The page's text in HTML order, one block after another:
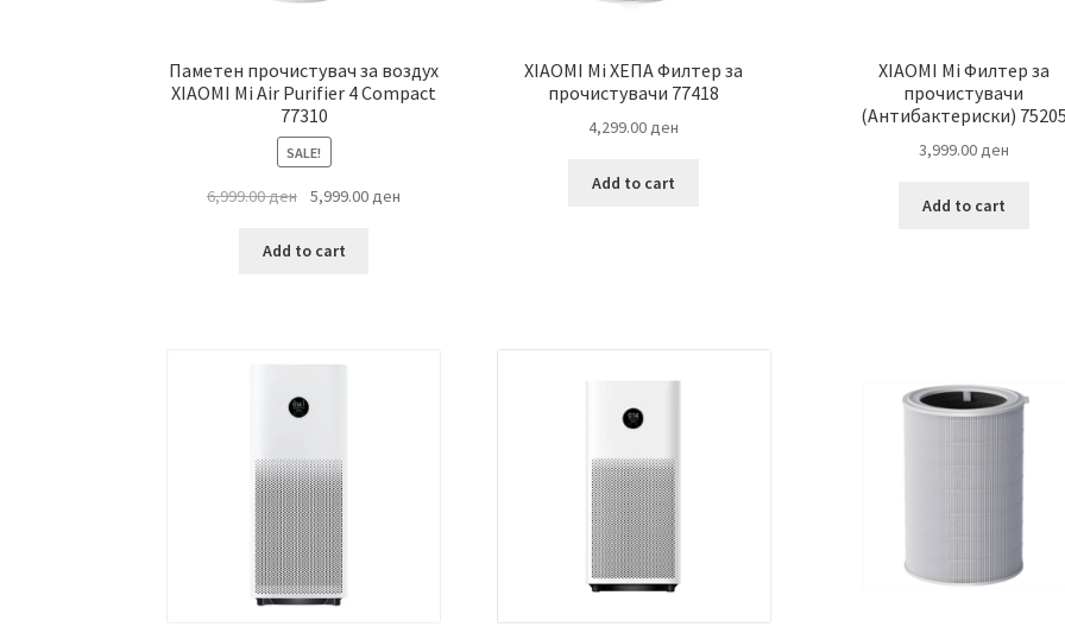
Паметен прочистувач за воздух
XIAOMI Mi Air Purifier 4 Compact
77310
SALE!
6,999.00ден
Original
was:
5,999.00ден
Add to cart
XIAOMI Mi ХЕПА Филтер за
прочистувачи 77418
4,299.00ден
Add to cart
XIAOMI Mi Филтер за
прочистувачи
(Антибактериски) 75205
3,999.00ден
Add to cart